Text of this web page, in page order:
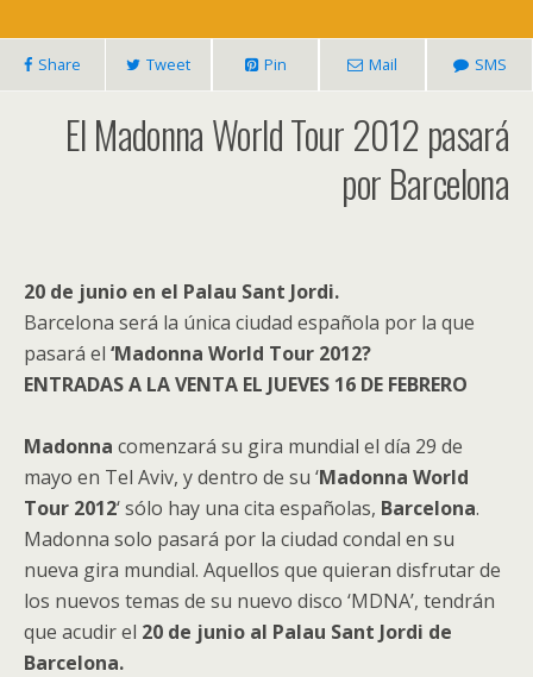
Share Tweet Pin Mail SMS
El Madonna World Tour 2012 pasará
por Barcelona
20 de junio en el Palau Sant Jordi.
Barcelona será la única ciudad española por la que
pasará el ‘Madonna World Tour 2012?
ENTRADAS A LA VENTA EL JUEVES 16 DE FEBRERO
Madonna comenzará su gira mundial el día 29 de
mayo en Tel Aviv, y dentro de su ‘Madonna World
Tour 2012‘ sólo hay una cita españolas, Barcelona.
Madonna solo pasará por la ciudad condal en su
nueva gira mundial. Aquellos que quieran disfrutar de
los nuevos temas de su nuevo disco ‘MDNA’, tendrán
que acudir el 20 de junio al Palau Sant Jordi de
Barcelona.